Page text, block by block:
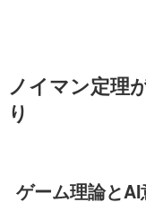
ノイマン定理
り
ゲーム理論とAI